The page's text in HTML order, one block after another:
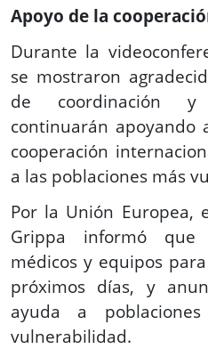
Apoyo de la
Durante la
se mostraron
de coordinación y
continuarán apoyando
cooperación
a las poblaciones más
Por la Unión Europea,
Grippa informó que
médicos y equipos
próximos días, y
ayuda a
vulnerabilidad.